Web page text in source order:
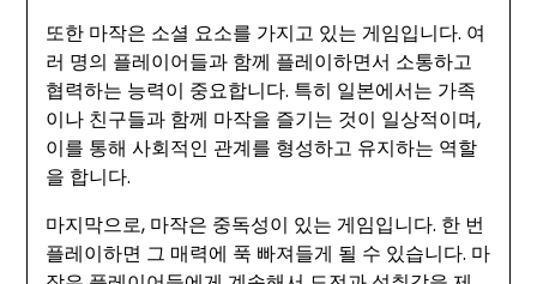
또한 마작은 소셜 요소를 가지고 있는 게임입니다. 여
러 명의 플레이어들과 함께 플레이하면서 소통하고
협력하는 능력이 중요합니다. 특히 일본에서는 가족
이나 친구들과 함께 마작을 즐기는 것이 일상적이며,
이를 통해 사회적인 관계를 형성하고 유지하는 역할
을 합니다.
마지막으로, 마작은 중독성이 있는 게임입니다. 한 번
플레이하면 그 매력에 푹 빠져들게 될 수 있습니다. 마